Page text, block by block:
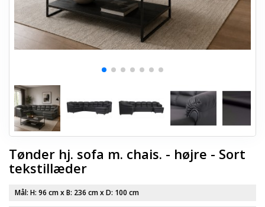
Tønder hj. sofa m. chais. - højre - Sort
tekstillæder
Mål: H: 96 cmx B: 236 cmx D: 100 cm